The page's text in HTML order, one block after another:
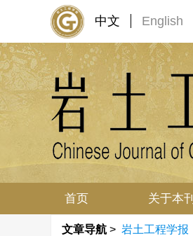
中文 English
首页 关于本刊
文章导航 > 岩土工程学报